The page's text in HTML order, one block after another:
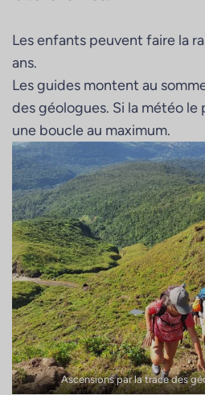
Les enfants peuvent faire la
ans.
Les guides montent au
des géologues. Si la météo le
une boucle au maximum.
Ascensions par la trace des